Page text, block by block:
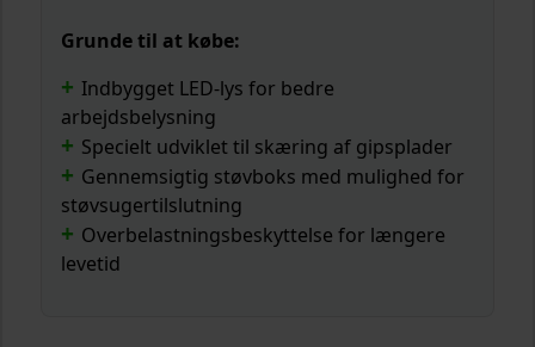
Grunde til at købe:
Indbygget LED-lys for bedre
arbejdsbelysning
Specielt udviklet til skæring af gipsplader
Gennemsigtig støvboks med mulighed for
støvsugertilslutning
Overbelastningsbeskyttelse for længere
levetid